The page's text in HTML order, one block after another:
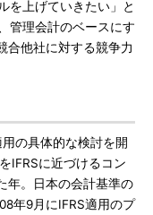
を上げていきたい」と
管理会計のベースにす
合他社に対する競争力
の具体的な検討を開
IFRSに近づけるコン
年。日本の会計基準の
年9月にIFRS適用のプ